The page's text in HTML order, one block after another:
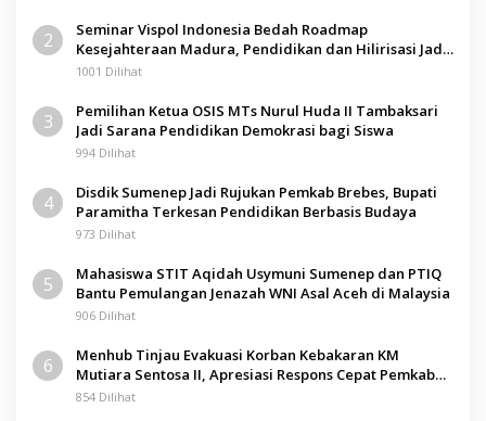
2
Seminar Vispol Indonesia Bedah Roadmap
Kesejahteraan Madura, Pendidikan dan Hilirisasi Jadi
Kunci
1001 Dilihat
3
Pemilihan Ketua OSIS MTs Nurul Huda II Tambaksari
Jadi Sarana Pendidikan Demokrasi bagi Siswa
994 Dilihat
4
Disdik Sumenep Jadi Rujukan Pemkab Brebes, Bupati
Paramitha Terkesan Pendidikan Berbasis Budaya
973 Dilihat
5
Mahasiswa STIT Aqidah Usymuni Sumenep dan PTIQ
Bantu Pemulangan Jenazah WNI Asal Aceh di Malaysia
906 Dilihat
6
Menhub Tinjau Evakuasi Korban Kebakaran KM
Mutiara Sentosa II, Apresiasi Respons Cepat Pemkab
Sumenep
854 Dilihat